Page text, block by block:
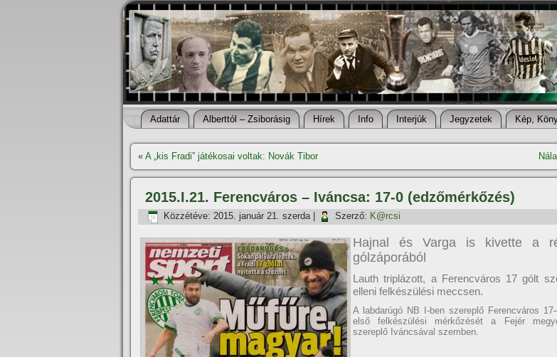
Adattár Alberttól – Zsiborásig Hí­rek Info Interjúk Jegyzetek Kép,
« A „kis Fradi” játékosai voltak: Novák Tibor
2015.I.21. Ferencváros – Iváncsa: 17-0 (edzőmérkőzés)
Közzétéve: 2015. január 21. szerda| Szerző: K@rcsi
Hajnal és Varga is kivette a
gólzáporából
Lauth triplázott, a Ferencváros 17 gólt
elleni felkészülési meccsen.
A labdarúgó NB I-ben szereplő Ferencváros
első felkészülési mérkőzését a Fejér
szereplő Iváncsával szemben.